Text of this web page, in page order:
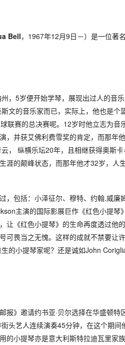
Bell，1967年12月9日－）是一位著
，5岁便开始学琴，展现出过人的音
文的音乐家而已，实际上，他也是个
联赛的总决赛呢。12岁时他立志为音
，并获艾佛利费雪奖的肯定，而那年
， 纵横乐坛20年，且相继获得奥斯
涯的颠峰状态，而那年他才32岁，人
，包括：小泽征尔、穆特、约翰.威廉
主演的国际影展巨作《红色小提琴
让《红色小提琴》的生命再度透过他的
可畏当之无愧。这样的成就不禁要让
的小提琴家呢？还是诚如John
报》邀请约书亚·贝尔选择在华盛顿特
街头艺人连续演奏45分钟，在这个期
的小提琴亦是意大利斯特拉迪瓦里家